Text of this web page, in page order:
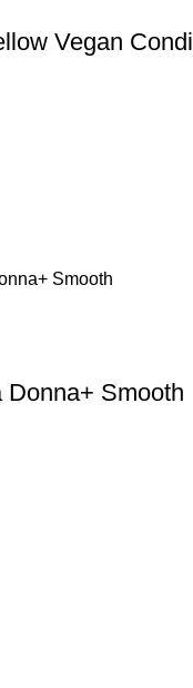
Vegan
Donna+ Smooth